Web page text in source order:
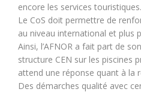
encore les services touristiques.
Le CoS doit permettre de
au niveau international et plus
Ainsi, l’AFNOR a fait part de
structure CEN sur les piscines
attend une réponse quant à la
Des démarches qualité avec